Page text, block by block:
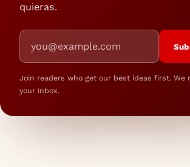
quieras.
Email address
Join readers who get our best ideas first. We
your inbox.